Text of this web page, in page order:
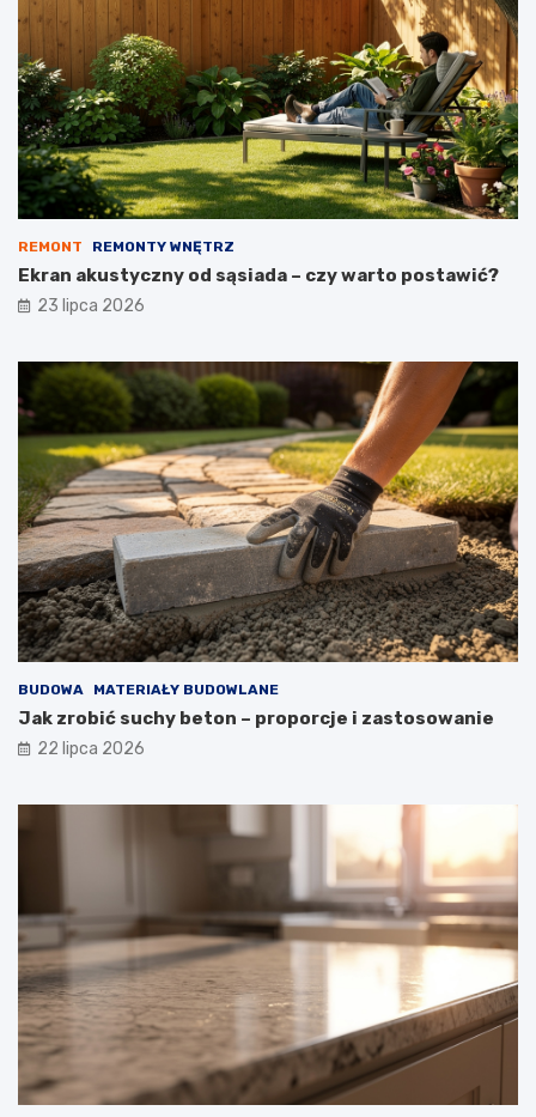
REMONT REMONTY WNĘTRZ
Ekran akustyczny od sąsiada – czy warto postawić?
23 lipca 2026
BUDOWA MATERIAŁY BUDOWLANE
Jak zrobić suchy beton – proporcje i zastosowanie
22 lipca 2026